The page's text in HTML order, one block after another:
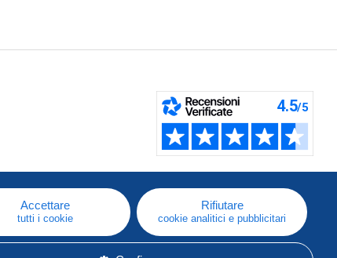
Accettare
tutti i cookie
Rifiutare
cookie analitici e pubblicitari